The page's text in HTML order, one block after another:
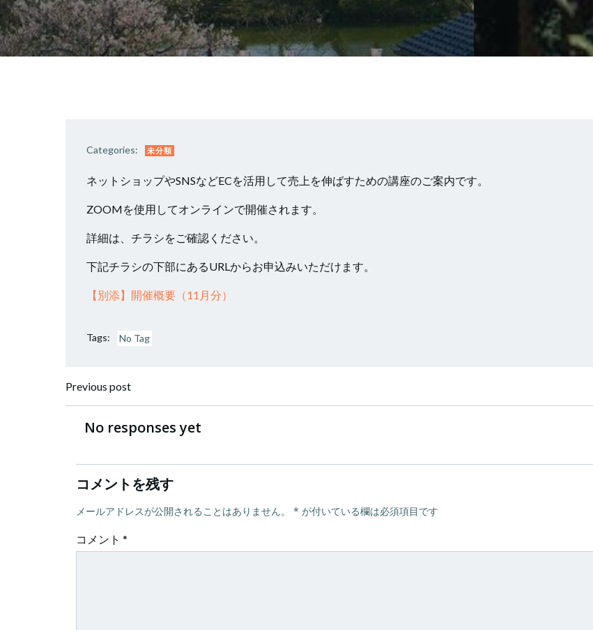
Categories: 未分類
ネットショップやSNSなどECを活用して売上を伸ばすための講座のご案内です。
ZOOMを使用してオンラインで開催されます。
詳細は、チラシをご確認ください。
下記チラシの下部にあるURLからお申込みいただけます。
【別添】開催概要（11月分）
Tags: No Tag
投
稿
ナ
ビ
ゲ
ー
Previous post
ナ
ゲ
ー
No responses yet
コメントを残す
メールアドレスが公開されることはありません。 * が付いている欄は必須項目です
コメント *